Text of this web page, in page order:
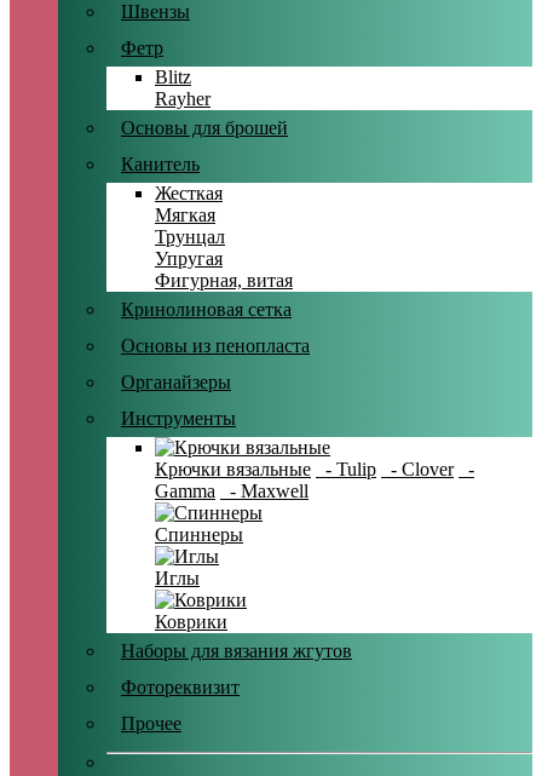
Швензы
Фетр
Blitz
Rayher
Основы для брошей
Канитель
Жесткая
Мягкая
Трунцал
Упругая
Фигурная, витая
Кринолиновая сетка
Основы из пенопласта
Органайзеры
Инструменты
Крючки вязальные - Tulip - Clover
-
Gamma
- Maxwell
Спиннеры
Иглы
Коврики
Наборы для вязания жгутов
Фотореквизит
Прочее